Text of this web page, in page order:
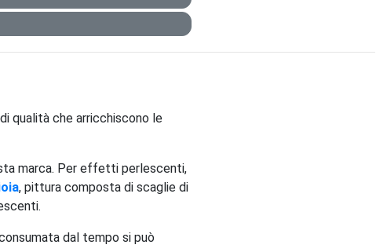
qualità che arricchiscono le
marca. Per effetti perlescenti,
, pittura composta di scaglie di
dal tempo si può